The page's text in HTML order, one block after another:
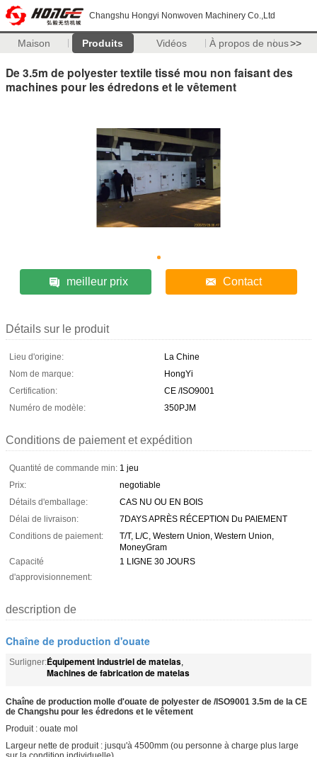
Changshu Hongyi Nonwoven Machinery Co.,Ltd
Maison Produits Vidéos À propos de nous>>
De 3.5m de polyester textile tissé mou non faisant des
machines pour les édredons et le vêtement
meilleur prix Contact
Détails sur le produit
Lieu d'origine:
La Chine
Nom de marque:
HongYi
Certification:
CE /ISO9001
Numéro de modèle:
350PJM
Conditions de paiement et expédition
Quantité de commande min: 1 jeu
Prix:
negotiable
Détails d'emballage:
CAS NU OU EN BOIS
Délai de livraison:
7DAYS APRÈS RÉCEPTION Du PAIEMENT
Conditions de paiement:
T/T, L/C, Western Union, Western Union,
MoneyGram
Capacité
d'approvisionnement:
1 LIGNE 30 JOURS
description de
Chaîne de production d'ouate
Surligner:Équipement industriel de matelas,
Machines de fabrication de matelas
Chaîne de production molle d'ouate de polyester de /ISO9001 3.5m de la CE
de Changshu pour les édredons et le vêtement
Produit : ouate mol
Largeur nette de produit : jusqu'à 4500mm (ou personne à charge plus large